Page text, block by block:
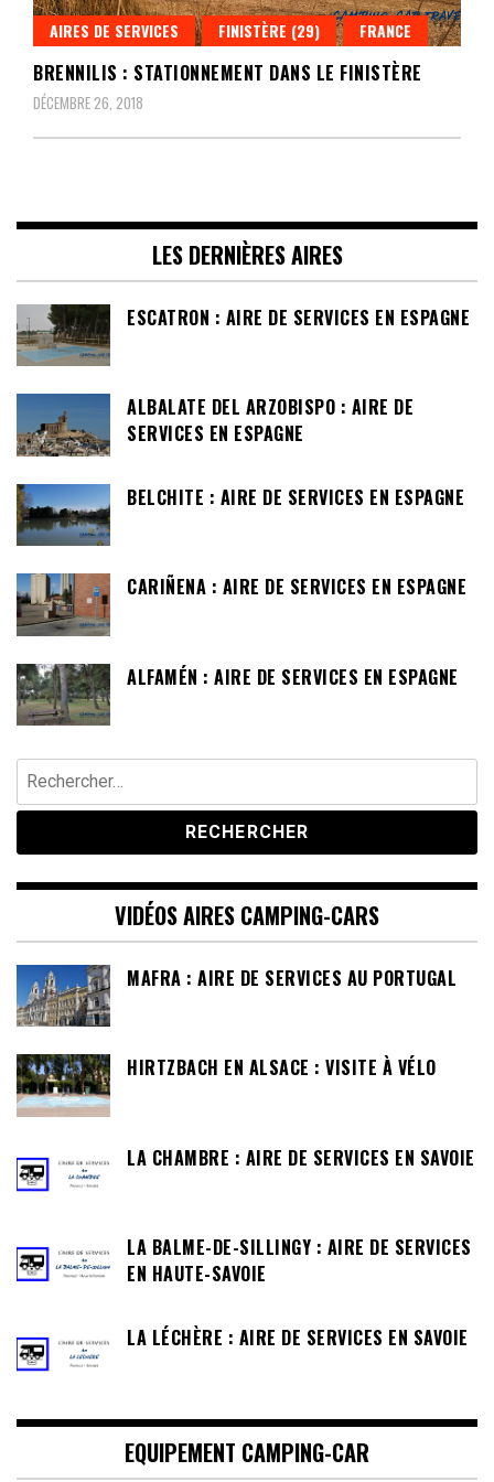
AIRES DE SERVICES FINISTÈRE (29) FRANCE
BRENNILIS : STATIONNEMENT DANS LE FINISTÈRE
DÉCEMBRE 26, 2018
LES DERNIÈRES AIRES
ESCATRON : AIRE DE SERVICES EN ESPAGNE
ALBALATE DEL ARZOBISPO : AIRE DE
SERVICES EN ESPAGNE
BELCHITE : AIRE DE SERVICES EN ESPAGNE
CARIÑENA : AIRE DE SERVICES EN ESPAGNE
ALFAMÉN : AIRE DE SERVICES EN ESPAGNE
Rechercher :
VIDÉOS AIRES CAMPING-CARS
MAFRA : AIRE DE SERVICES AU PORTUGAL
HIRTZBACH EN ALSACE : VISITE À VÉLO
LA CHAMBRE : AIRE DE SERVICES EN SAVOIE
LA BALME-DE-SILLINGY : AIRE DE SERVICES
EN HAUTE-SAVOIE
LA LÉCHÈRE : AIRE DE SERVICES EN SAVOIE
EQUIPEMENT CAMPING-CAR